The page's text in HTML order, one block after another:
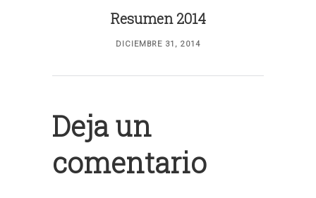
Resumen 2014
DICIEMBRE 31, 2014
Deja un
comentario